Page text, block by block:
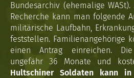
Bundesarchiv (ehemalige
Recherche kann man folgende
militärische Laufbahn,
feststellen. Familienangehörige
einen Antrag einreichen.
ungefähr 36 Monate und
Hultschiner Soldaten kann